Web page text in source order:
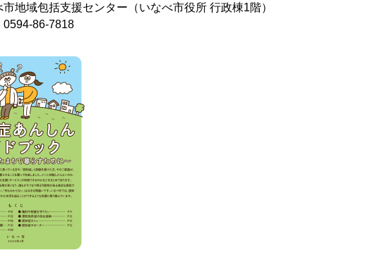
地域包括支援センター（いなべ市役所 行政棟1階）
‐7818